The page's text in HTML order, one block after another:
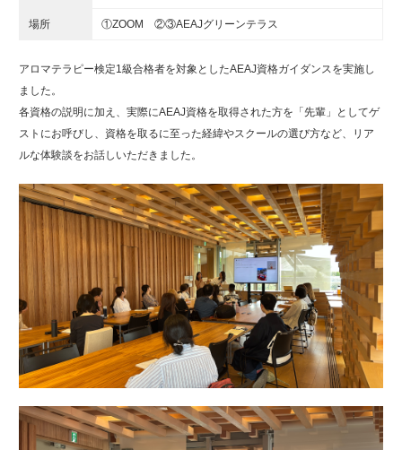
場所 ①ZOOM ②③AEAJグリーンテラス
アロマテラピー検定1級合格者を対象としたAEAJ資格ガイダンスを実施し
ました。
各資格の説明に加え、実際にAEAJ資格を取得された方を「先輩」としてゲ
ストにお呼びし、資格を取るに至った経緯やスクールの選び方など、リア
ルな体験談をお話しいただきました。